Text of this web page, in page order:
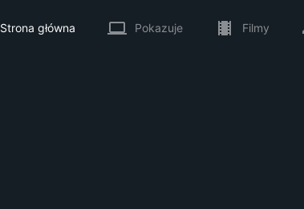
Strona główna Pokazuje Filmy